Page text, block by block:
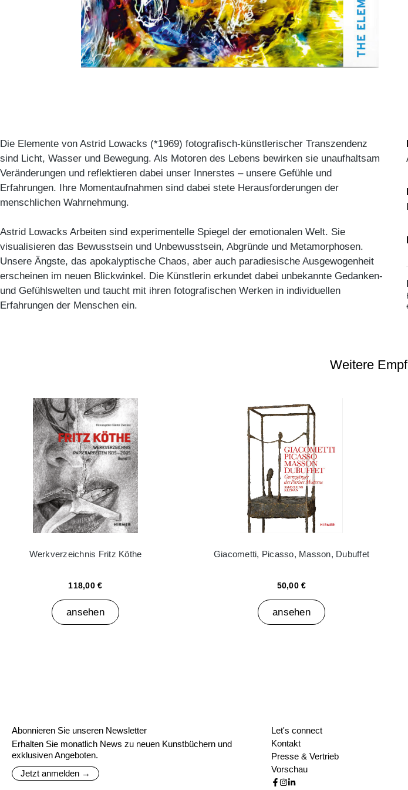
Die Elemente von Astrid Lowacks (*1969) fotografisch-künstlerischer Transzendenz
sind Licht, Wasser und Bewegung. Als Motoren des Lebens bewirken sie unaufhaltsam
Veränderungen und reflektieren dabei unser Innerstes – unsere Gefühle und
Erfahrungen. Ihre Momentaufnahmen sind dabei stete Herausforderungen der
menschlichen Wahrnehmung.
Astrid Lowacks Arbeiten sind experimentelle Spiegel der emotionalen Welt. Sie
visualisieren das Bewusstsein und Unbewusstsein, Abgründe und Metamorphosen.
Unsere Ängste, das apokalyptische Chaos, aber auch paradiesische Ausgewogenheit
erscheinen im neuen Blickwinkel. Die Künstlerin erkundet dabei unbekannte Gedanken-
und Gefühlswelten und taucht mit ihren fotografischen Werken in individuellen
Erfahrungen der Menschen ein.
Weitere
Werkverzeichnis Fritz Köthe
118,00 €
ansehen
Giacometti, Picasso, Masson, Dubuffet
50,00 €
ansehen
Abonnieren Sie unseren Newsletter
Erhalten Sie monatlich News zu neuen Kunstbüchern und
exklusiven Angeboten.
Jetzt anmelden →
Let's connect
Kontakt
Presse & Vertrieb
Vorschau